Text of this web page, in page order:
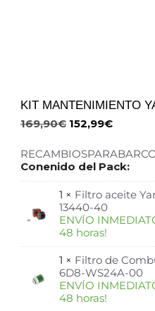
KIT MANTENIMIENTO
169,90€ 152,99€
Conenido del Pack:
1 × Filtro aceite
13440-40
ENVÍO
48 horas!
1 × Filtro de
6D8-WS24A-00
ENVÍO
48 horas!